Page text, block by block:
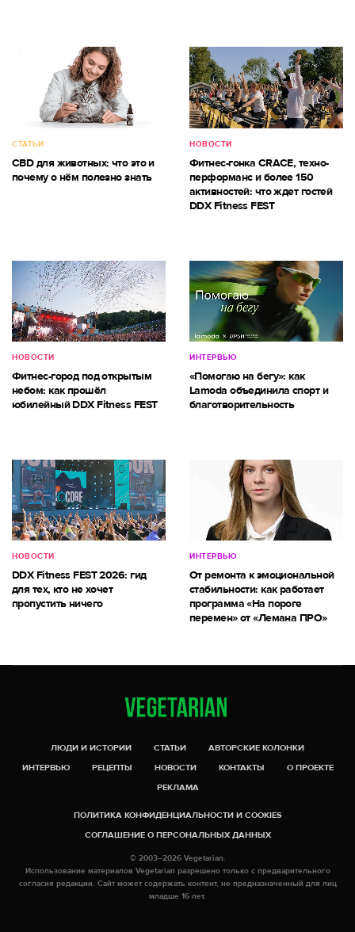
СТАТЬИ
CBD для животных: что это и
почему о нём полезно знать
НОВОСТИ
Фитнес-гонка CRACE, техно-
перформанс и более 150
активностей: что ждет гостей
DDX Fitness FEST
НОВОСТИ
Фитнес-город под открытым
небом: как прошёл
юбилейный DDX Fitness FEST
ИНТЕРВЬЮ
«Помогаю на бегу»: как
Lamoda объединила спорт и
благотворительность
НОВОСТИ
DDX Fitness FEST 2026: гид
для тех, кто не хочет
пропустить ничего
ИНТЕРВЬЮ
От ремонта к эмоциональной
стабильности: как работает
программа «На пороге
перемен» от «Лемана ПРО»
ЛЮДИ И ИСТОРИИ СТАТЬИ
АВТОРСКИЕ КОЛОНКИ
ИНТЕРВЬЮ
РЕЦЕПТЫ НОВОСТИ КОНТАКТЫ
О ПРОЕКТЕ
РЕКЛАМА
ПОЛИТИКА КОНФИДЕНЦИАЛЬНОСТИ И COOKIES
СОГЛАШЕНИЕ О ПЕРСОНАЛЬНЫХ ДАННЫХ
© 2003–2026 Vegetarian.
Использование материалов Vegetarian разрешено только с предварительного
согласия редакции. Сайт может содержать контент, не предназначенный для лиц
младше 16 лет.